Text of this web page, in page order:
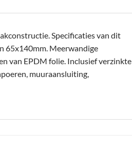
Specificaties van dit
65x140mm. Meerwandige
van EPDM folie. Inclusief verzinkte
muuraansluiting,